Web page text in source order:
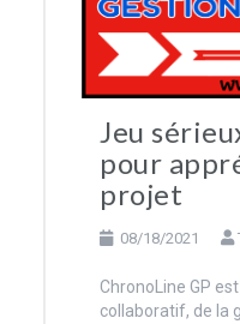
Jeu
pour
projet
08/18/2021
ChronoLine GP
collaboratif, de la